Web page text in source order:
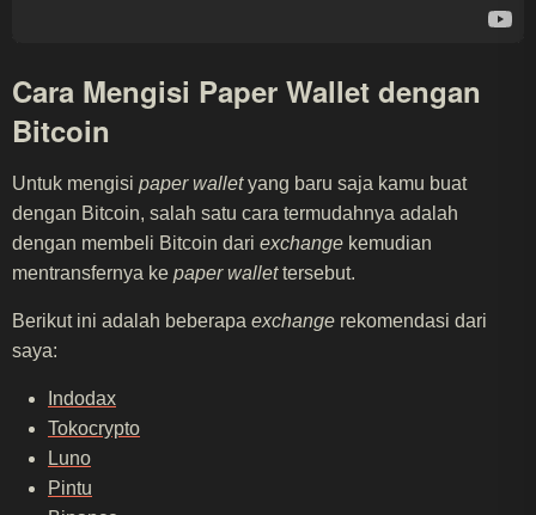
Cara Mengisi Paper Wallet dengan
Bitcoin
Untuk mengisi paper walletyang baru saja kamu buat
dengan Bitcoin, salah satu cara termudahnya adalah
dengan membeli Bitcoin dari exchange kemudian
mentransfernya ke paper wallettersebut.
Berikut ini adalah beberapa exchange rekomendasi dari
saya:
Indodax
Tokocrypto
Luno
Pintu